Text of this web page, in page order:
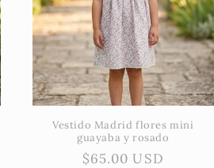
Vestido Madrid flores mini
guayaba y rosado
Precio
$65.00 USD